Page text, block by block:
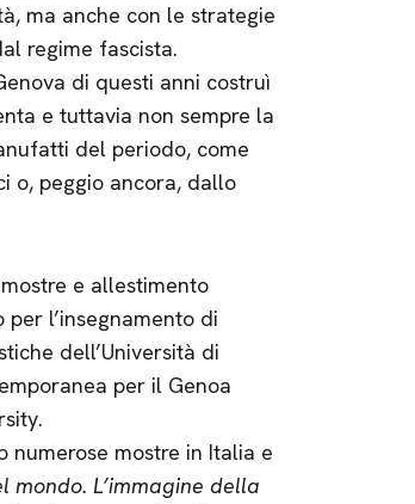
ma anche con le strategie
regime fascista.
di questi anni costruì
e tuttavia non sempre la
del periodo, come
o, peggio ancora, dallo
e allestimento
l’insegnamento di
dell’Università di
per il Genoa
numerose mostre in Italia e
mondo. L’immagine della